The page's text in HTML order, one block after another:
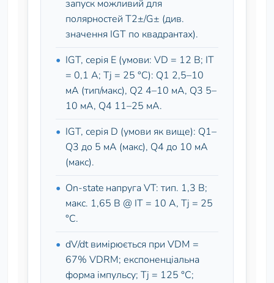
запуск можливий для
полярностей T2±/G± (див.
значення IGT по квадрантах).
IGT, серія E (умови: VD = 12 В; IT
= 0,1 А; Tj = 25 °C): Q1 2,5–10
мА (тип/макс), Q2 4–10 мА, Q3 5–
10 мА, Q4 11–25 мА.
IGT, серія D (умови як вище): Q1–
Q3 до 5 мА (макс), Q4 до 10 мА
(макс).
On-state напруга VT: тип. 1,3 В;
макс. 1,65 В @ IT = 10 А, Tj = 25
°C.
dV/dt вимірюється при VDM =
67% VDRM; експоненціальна
форма імпульсу; Tj = 125 °C;